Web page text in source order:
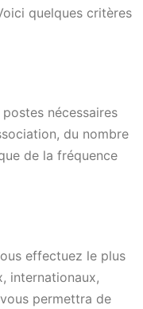
quelques critères
nécessaires
du nombre
de la fréquence
effectuez le plus
internationaux,
permettra de